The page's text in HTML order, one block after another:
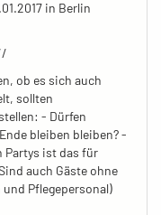
in Berlin
ob es sich auch
sollten
- Dürfen
bleiben bleiben? -
Partys ist das für
auch Gäste ohne
Pflegepersonal)